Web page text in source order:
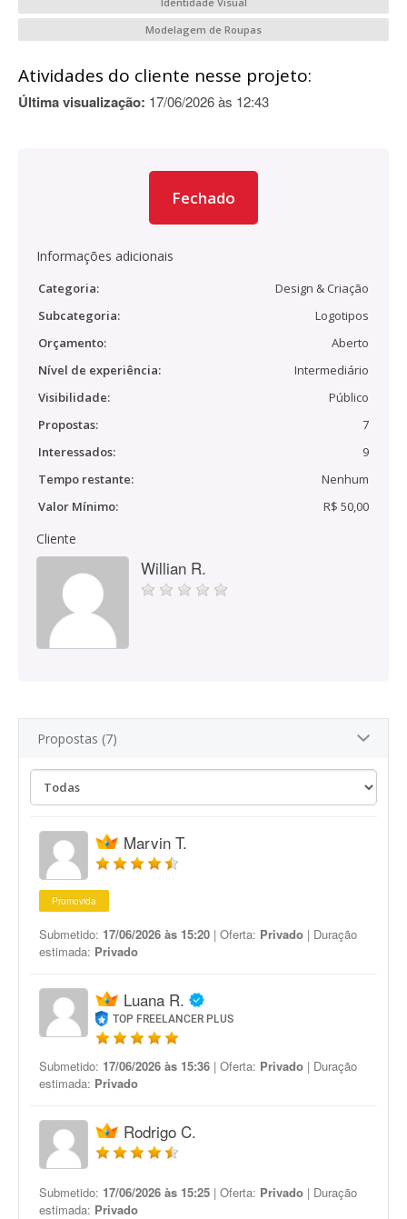
Modelagem de Roupas
Atividades do cliente nesse projeto:
Última visualização: 17/06/2026 às 12:43
Fechado
Informações adicionais
Categoria:
Design & Criação
Subcategoria:
Logotipos
Orçamento:
Aberto
Nível de experiência:
Intermediário
Visibilidade:
Público
Propostas:
7
Interessados:
9
Tempo restante:
Nenhum
Valor Mínimo:
R$ 50,00
Cliente
Willian R.
Propostas (7)
Marvin T.
Promovida
Submetido: 17/06/2026 às 15:20 | Oferta: Privado | Duração
estimada: Privado
Luana R.
TOP FREELANCER PLUS
Submetido: 17/06/2026 às 15:36 | Oferta: Privado | Duração
estimada: Privado
Rodrigo C.
Submetido: 17/06/2026 às 15:25 | Oferta: Privado | Duração
estimada: Privado